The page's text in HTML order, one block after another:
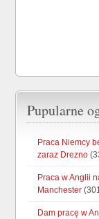
Pupularne
Praca Niemcy
zaraz Drezno
Praca w Anglii
Manchester
Dam pracę w